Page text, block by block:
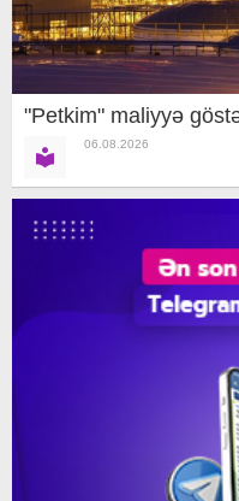
"Petkim" maliyyə
06.08.2026